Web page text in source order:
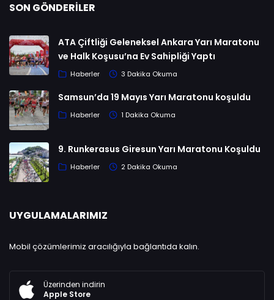
SON GÖNDERILER
ATA Çiftliği Geleneksel Ankara Yarı Maratonu
ve Halk Koşusu’na Ev Sahipliği Yaptı
Haberler 3 Dakika Okuma
Samsun’da 19 Mayıs Yarı Maratonu koşuldu
Haberler 1 Dakika Okuma
9. Runkerasus Giresun Yarı Maratonu Koşuldu
Haberler 2 Dakika Okuma
UYGULAMALARIMIZ
Mobil çözümlerimiz aracılığıyla bağlantıda kalın.
Üzerinden indirin
Apple Store